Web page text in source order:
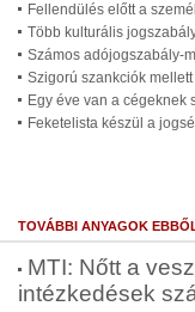
Fellendülés előtt a
Több kulturális
Számos adójogszabály-
Szigorú szankciók
Egy éve van a cégeknek
Feketelista készül a
TOVÁBBI ANYAGOK
MTI: Nőtt a
intézkedések